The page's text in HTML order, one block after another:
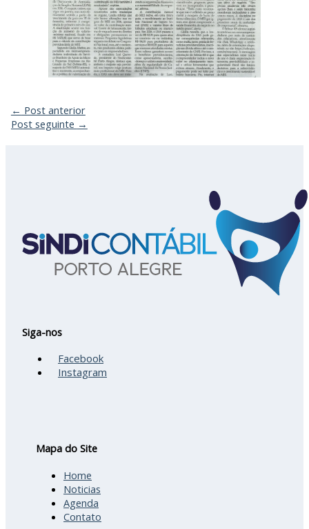
← Post anterior
Post seguinte →
Siga-nos
Facebook
Instagram
Mapa do Site
Home
Noticias
Agenda
Contato